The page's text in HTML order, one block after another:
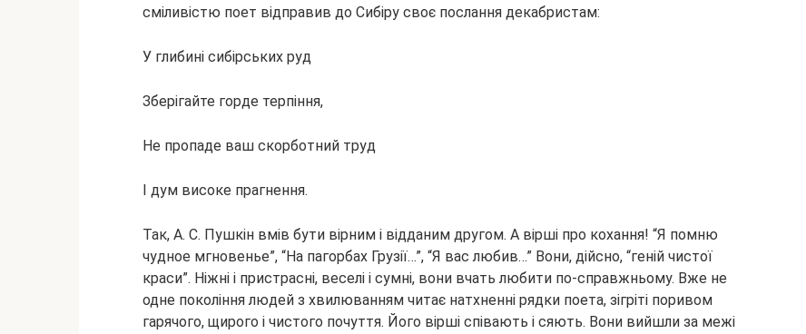
сміливістю поет відправив до Сибіру своє послання декабристам:
У глибині сибірських руд
Зберігайте горде терпіння,
Не пропаде ваш скорботний труд
І дум високе прагнення.
Так, А. С. Пушкін вмів бути вірним і відданим другом. А вірші про кохання! “Я помню
чудное мгновенье”, “На пагорбах Грузії…”, “Я вас любив…” Вони, дійсно, “геній чистої
краси”. Ніжні і пристрасні, веселі і сумні, вони вчать любити по-справжньому. Вже не
одне покоління людей з хвилюванням читає натхненні рядки поета, зігріті поривом
гарячого, щирого і чистого почуття. Його вірші співають і сяють. Вони вийшли за межі